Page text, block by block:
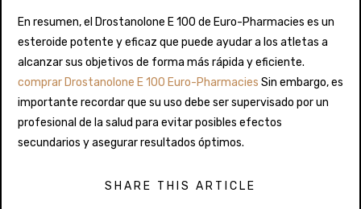
En resumen, el Drostanolone E 100 de Euro-Pharmacies es un
esteroide potente y eficaz que puede ayudar a los atletas a
alcanzar sus objetivos de forma más rápida y eficiente.
comprar Drostanolone E 100 Euro-Pharmacies Sin embargo, es
importante recordar que su uso debe ser supervisado por un
profesional de la salud para evitar posibles efectos
secundarios y asegurar resultados óptimos.
SHARE THIS ARTICLE